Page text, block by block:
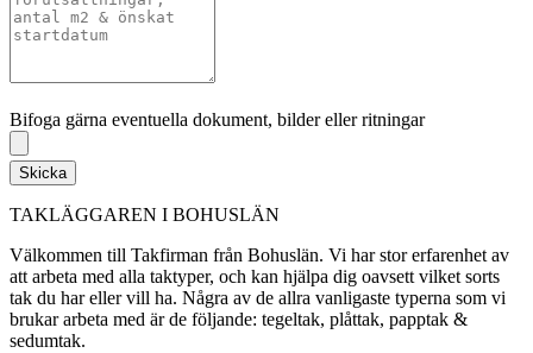
Bifoga gärna eventuella dokument, bilder eller ritningar
Skicka
TAKLÄGGAREN I BOHUSLÄN
Välkommen till Takfirman från Bohuslän. Vi har stor erfarenhet av
att arbeta med alla taktyper, och kan hjälpa dig oavsett vilket sorts
tak du har eller vill ha. Några av de allra vanligaste typerna som vi
brukar arbeta med är de följande: tegeltak, plåttak, papptak &
sedumtak.